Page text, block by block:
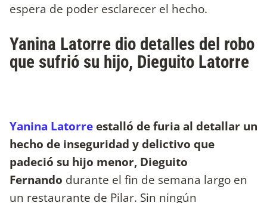
espera de poder esclarecer el hecho.
Yanina Latorre dio detalles del robo
que sufrió su hijo, Dieguito Latorre
Yanina Latorre estalló de furia al detallar un
hecho de inseguridad y delictivo que
padeció su hijo menor, Dieguito
Fernando durante el fin de semana largo en
un restaurante de Pilar. Sin ningún